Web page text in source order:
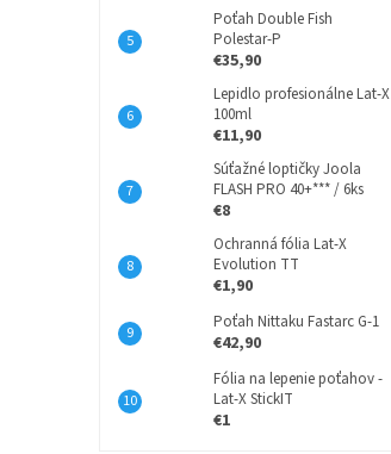
Poťah Double Fish
Polestar-P
€35,90
Lepidlo profesionálne Lat-X
100ml
€11,90
Súťažné loptičky Joola
FLASH PRO 40+*** / 6ks
€8
Ochranná fólia Lat-X
Evolution TT
€1,90
Poťah Nittaku Fastarc G-1
€42,90
Fólia na lepenie poťahov -
Lat-X StickIT
€1